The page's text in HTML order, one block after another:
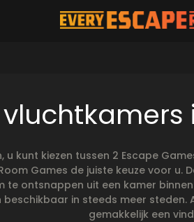
u kunt kiezen tussen 2 Escape
Games de juiste keuze voor
te ontsnappen uit een kamer
in steeds meer
gemakkelijk een